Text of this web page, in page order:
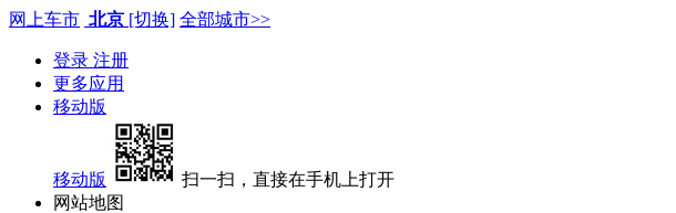
网上车市 北京 [切换] 全部城市>>
登录 注册
更多应用
移动版
移动版
扫一扫，直接在手机上打开
网站地图